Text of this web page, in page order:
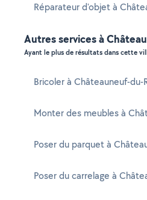
Réparateur d'objet à
Autres services à
Ayant le plus de résultats dans cette
Bricoler à Châteauneuf-du-
Monter des meubles à
Poser du parquet à
Poser du carrelage à